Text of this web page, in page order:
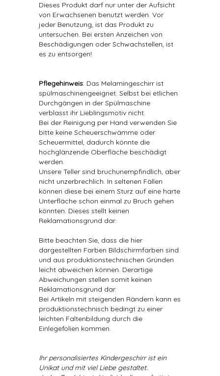
Dieses Produkt darf nur unter der Aufsicht
von Erwachsenen benutzt werden. Vor
jeder Benutzung, ist das Produkt zu
untersuchen. Bei ersten Anzeichen von
Beschädigungen oder Schwachstellen, ist
es zu entsorgen!
Pflegehinweis: Das Melamingeschirr ist
spülmaschinengeeignet. Selbst bei etlichen
Durchgängen in der Spülmaschine
verblasst ihr Lieblingsmotiv nicht.
Bei der Reinigung per Hand verwenden Sie
bitte keine Scheuerschwämme oder
Scheuermittel, dadurch könnte die
hochglänzende Oberfläche beschädigt
werden.
Unsere Teller sind bruchunempfindlich, aber
nicht unzerbrechlich. In seltenen Fällen
können diese bei einem Sturz auf eine harte
Unterfläche schon einmal zu Bruch gehen
könnten. Dieses stellt keinen
Reklamationsgrund dar.
Bitte beachten Sie, dass die hier
dargestellten Farben Bildschirmfarben sind
und aus produktionstechnischen Gründen
leicht abweichen können. Derartige
Abweichungen stellen somit keinen
Reklamationsgrund dar.
Bei Artikeln mit steigenden Rändern kann es
produktionstechnisch bedingt zu einer
leichten Faltenbildung durch die
Einlegefolien kommen.
Ihr personalisiertes Kindergeschirr ist ein
Unikat und mit viel Liebe gestaltet.